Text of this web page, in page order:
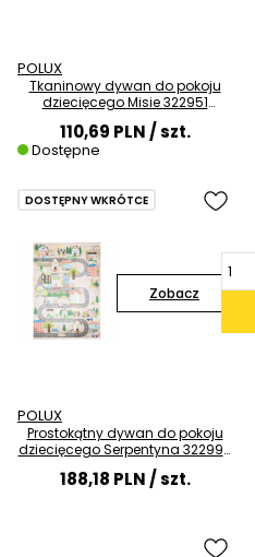
POLUX
Tkaninowy dywan do pokoju
dziecięcego Misie 322951
prostokątny niebieski
110,69 PLN/ szt.
Dostępne
Zobacz
DOSTĘPNY WKRÓTCE
POLUX
Prostokątny dywan do pokoju
dziecięcego Serpentyna 322999
auta kolorowe
188,18 PLN/ szt.